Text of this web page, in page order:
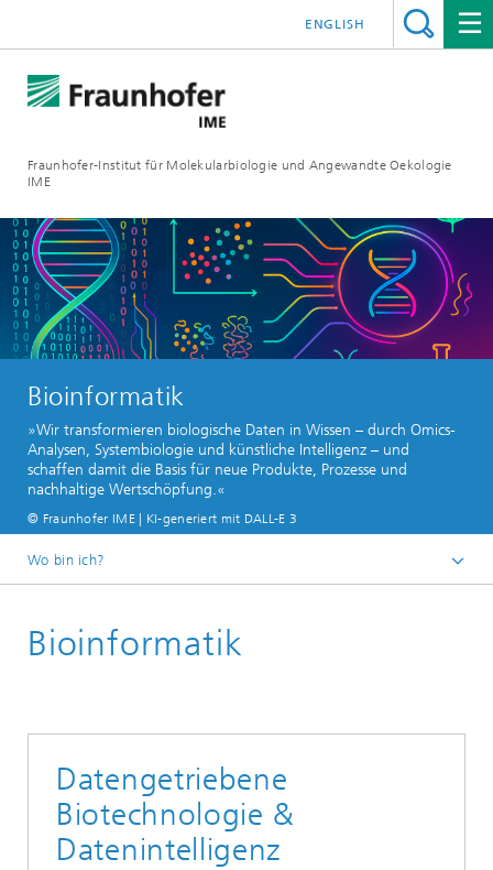
Fraunhofer-Institut für Molekularbiologie und Angewandte Oekologie
IME
ENGLISH
Bioinformatik
»Wir transformieren biologische Daten in Wissen – durch Omics-
Analysen, Systembiologie und künstliche Intelligenz – und
schaffen damit die Basis für neue Produkte, Prozesse und
nachhaltige Wertschöpfung.«
© Fraunhofer IME | KI-generiert mit DALL-E 3
Wo bin ich?
Unsere Forschung
Bioinformatik
Datengetriebene
Biotechnologie &
Datenintelligenz